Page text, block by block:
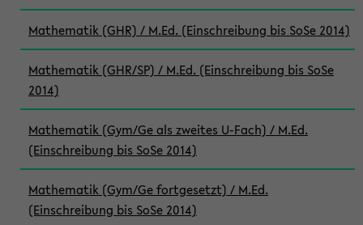
Mathematik (GHR) / M.Ed. (Einschreibung bis SoSe 2014)
Mathematik (GHR/SP) / M.Ed. (Einschreibung bis SoSe
2014)
Mathematik (Gym/Ge als zweites U-Fach) / M.Ed.
(Einschreibung bis SoSe 2014)
Mathematik (Gym/Ge fortgesetzt) / M.Ed.
(Einschreibung bis SoSe 2014)